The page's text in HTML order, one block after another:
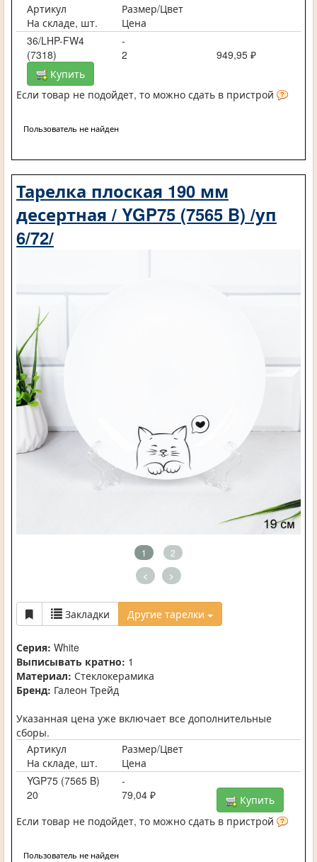
Артикул
Размер/Цвет
На складе, шт.
Цена
36/LHP-FW4
(7318)
-
2
949,95 ₽
Купить
Если товар не подойдет, то можно сдать в пристрой
Пользователь не найден
Тарелка плоская 190 мм
десертная / YGP75 (7565 B) /уп
6/72/
1 2
< >
Закладки Другие тарелки
Серия: White
Выписывать кратно: 1
Материал: Стеклокерамика
Бренд: Галеон Трейд
Указанная цена уже включает все дополнительные
сборы.
Артикул
Размер/Цвет
На складе, шт.
Цена
YGP75 (7565 B)
-
20
79,04 ₽
Купить
Если товар не подойдет, то можно сдать в пристрой
Пользователь не найден